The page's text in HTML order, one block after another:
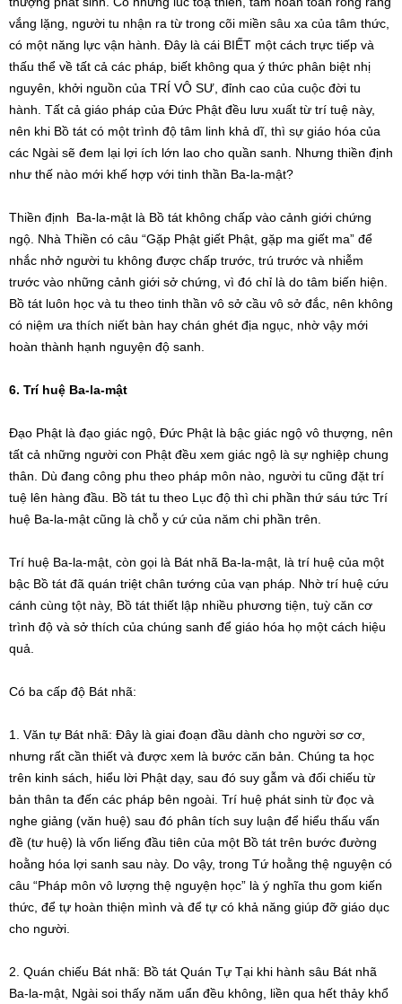
vắng lặng, người tu nhận ra từ trong cõi miền sâu xa của tâm thức,
có một năng lực vận hành. Đây là cái BIẾT một cách trực tiếp và
thấu thể về tất cả các pháp, biết không qua ý thức phân biệt nhị
nguyên, khởi nguồn của TRÍ VÔ SƯ, đỉnh cao của cuộc đời tu
hành. Tất cả giáo pháp của Đức Phật đều lưu xuất từ trí tuệ này,
nên khi Bồ tát có một trình độ tâm linh khả dĩ, thì sự giáo hóa của
các Ngài sẽ đem lại lợi ích lớn lao cho quần sanh. Nhưng thiền định
như thế nào mới khế hợp với tinh thần Ba-la-mật?
Thiền định Ba-la-mật là Bồ tát không chấp vào cảnh giới chứng
ngộ. Nhà Thiền có câu “Gặp Phật giết Phật, gặp ma giết ma” để
nhắc nhở người tu không được chấp trước, trú trước và nhiễm
trước vào những cảnh giới sở chứng, vì đó chỉ là do tâm biến hiện.
Bồ tát luôn học và tu theo tinh thần vô sở cầu vô sở đắc, nên không
có niệm ưa thích niết bàn hay chán ghét địa ngục, nhờ vậy mới
hoàn thành hạnh nguyện độ sanh.
6. Trí huệ Ba-la-mật
Đạo Phật là đạo giác ngộ, Đức Phật là bậc giác ngộ vô thượng, nên
tất cả những người con Phật đều xem giác ngộ là sự nghiệp chung
thân. Dù đang công phu theo pháp môn nào, người tu cũng đặt trí
tuệ lên hàng đầu. Bồ tát tu theo Lục độ thì chi phần thứ sáu tức Trí
huệ Ba-la-mật cũng là chỗ y cứ của năm chi phần trên.
Trí huệ Ba-la-mật, còn gọi là Bát nhã Ba-la-mật, là trí huệ của một
bậc Bồ tát đã quán triệt chân tướng của vạn pháp. Nhờ trí huệ cứu
cánh cùng tột này, Bồ tát thiết lập nhiều phương tiện, tuỳ căn cơ
trình độ và sở thích của chúng sanh để giáo hóa họ một cách hiệu
quả.
Có ba cấp độ Bát nhã:
1. Văn tự Bát nhã: Đây là giai đoạn đầu dành cho người sơ cơ,
nhưng rất cần thiết và được xem là bước căn bản. Chúng ta học
trên kinh sách, hiểu lời Phật dạy, sau đó suy gẫm và đối chiếu từ
bản thân ta đến các pháp bên ngoài. Trí huệ phát sinh từ đọc và
nghe giảng (văn huệ) sau đó phân tích suy luận để hiểu thấu vấn
đề (tư huệ) là vốn liếng đầu tiên của một Bồ tát trên bước đường
hoằng hóa lợi sanh sau này. Do vậy, trong Tứ hoằng thệ nguyện có
câu “Pháp môn vô lượng thệ nguyện học” là ý nghĩa thu gom kiến
thức, để tự hoàn thiện mình và để tự có khả năng giúp đỡ giáo dục
cho người.
2. Quán chiếu Bát nhã: Bồ tát Quán Tự Tại khi hành sâu Bát nhã
Ba-la-mật, Ngài soi thấy năm uẩn đều không, liền qua hết thảy khổ